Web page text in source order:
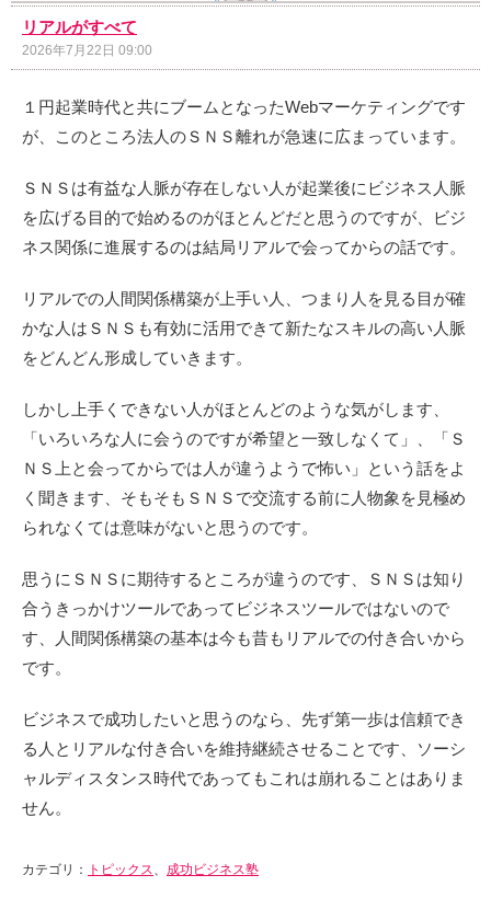
リアルがすべて
2026年7月22日 09:00
１円起業時代と共にブームとなったWebマーケティングです
が、このところ法人のＳＮＳ離れが急速に広まっています。
ＳＮＳは有益な人脈が存在しない人が起業後にビジネス人脈
を広げる目的で始めるのがほとんどだと思うのですが、ビジ
ネス関係に進展するのは結局リアルで会ってからの話です。
リアルでの人間関係構築が上手い人、つまり人を見る目が確
かな人はＳＮＳも有効に活用できて新たなスキルの高い人脈
をどんどん形成していきます。
しかし上手くできない人がほとんどのような気がします、
「いろいろな人に会うのですが希望と一致しなくて」、「Ｓ
ＮＳ上と会ってからでは人が違うようで怖い」という話をよ
く聞きます、そもそもＳＮＳで交流する前に人物象を見極め
られなくては意味がないと思うのです。
思うにＳＮＳに期待するところが違うのです、ＳＮＳは知り
合うきっかけツールであってビジネスツールではないので
す、人間関係構築の基本は今も昔もリアルでの付き合いから
です。
ビジネスで成功したいと思うのなら、先ず第一歩は信頼でき
る人とリアルな付き合いを維持継続させることです、ソーシ
ャルディスタンス時代であってもこれは崩れることはありま
せん。
カテゴリ： トピックス 成功ビジネス塾